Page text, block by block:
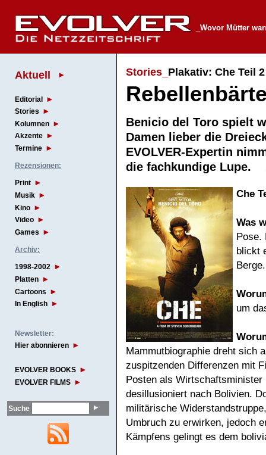
_Wovor Mütter
Aktuell
Editorial
Stories
Kolumnen
Akzente
Termine
Rezensionen:
Print
Musik
Kino
Video
Games
Archiv:
1998-2002
Platten
Cartoons
In English
Newsletter:
Hier abonnieren
EVOLVER BOOKS
EVOLVER FILMS
Suche
Stories_ Plakativ: Che Teil
Benicio del Toro spielt
Damen lieber die
EVOLVER-Expertin
die fachkundige Lupe.
Che
Was
Pose.
blickt
um
Mammutbiographie dreht sich
zuspitzenden Differenzen mit
Posten als Wirtschaftsminister
desillusioniert nach Bolivien.
militärische
Umbruch zu erwirken, jedoch
Kämpfens gelingt es dem